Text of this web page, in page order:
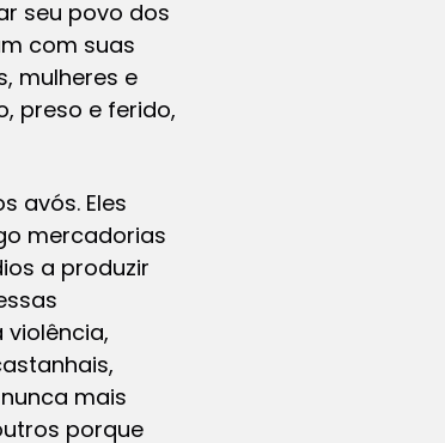
seu povo dos
com suas
mulheres e
preso e ferido,
avós. Eles
mercadorias
a produzir
mais
porque